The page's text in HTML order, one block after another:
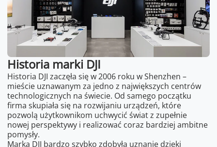
Historia marki DJI
Historia DJI zaczęła się w 2006 roku w Shenzhen –
mieście uznawanym za jedno z największych centrów
technologicznych na świecie. Od samego początku
firma skupiała się na rozwijaniu urządzeń, które
pozwolą użytkownikom uchwycić świat z zupełnie
nowej perspektywy i realizować coraz bardziej ambitne
pomysły.
Marka DJI bardzo szybko zdobyła uznanie dzięki